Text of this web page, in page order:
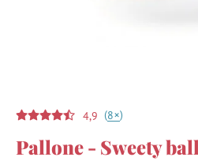
4,9 (8+)
Pallone - Sweety